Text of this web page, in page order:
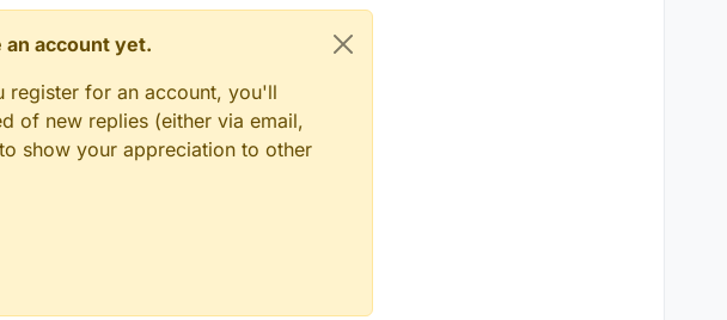
account yet.
register for an account, you'll
of new replies (either via email,
show your appreciation to other